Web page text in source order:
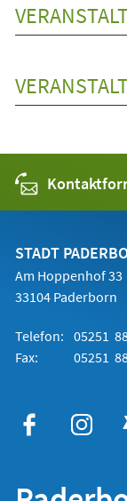
STADT
Am Hoppenhof 33
33104 Paderborn
Telefon: 05251
Fax:
05251